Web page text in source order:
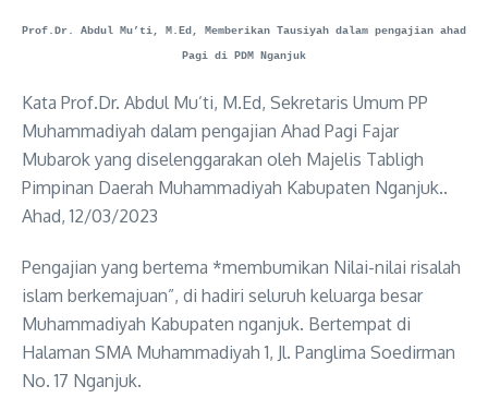
Prof.Dr. Abdul Mu’ti, M.Ed, Memberikan Tausiyah dalam pengajian ahad
Pagi di PDM Nganjuk
Kata Prof.Dr. Abdul Mu’ti, M.Ed, Sekretaris Umum PP
Muhammadiyah dalam pengajian Ahad Pagi Fajar
Mubarok yang diselenggarakan oleh Majelis Tabligh
Pimpinan Daerah Muhammadiyah Kabupaten Nganjuk..
Ahad, 12/03/2023
Pengajian yang bertema *membumikan Nilai-nilai risalah
islam berkemajuan”, di hadiri seluruh keluarga besar
Muhammadiyah Kabupaten nganjuk. Bertempat di
Halaman SMA Muhammadiyah 1, Jl. Panglima Soedirman
No. 17 Nganjuk.